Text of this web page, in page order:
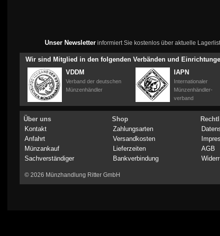
Unser Newsletterinformiert Sie kostenlos über aktuelle
Wir sind Mitglied in den folgenden Verbänden und
VDDM
Verband der deutschen
Münzenhändler
IAPN
Internationaler
Münzenhändler-
verband
Über uns
Kontakt
Anfahrt
Münzankauf
Sachverständiger
Shop
Zahlungsarten
Versandkosten
Lieferzeiten
Bankverbindung
AGB
© 2026 Münzhandlung Ritter GmbH